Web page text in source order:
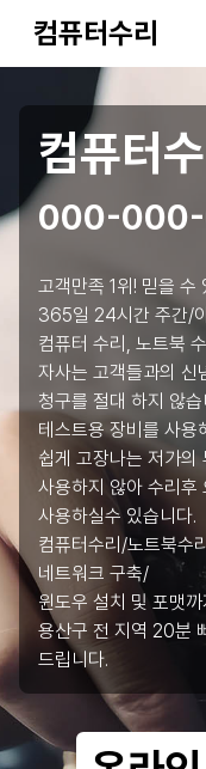
컴퓨터수리
컴퓨터수
000-
고객만족 1위! 믿을 수
365일 24시간 주간/
컴퓨터 수리, 노트북
자사는 고객들과의 신
청구를 절대 하지 않습
테스트용 장비를 사용
쉽게 고장나는 저가의
사용하지 않아 수리후
사용하실수 있습니다.
컴퓨터수리/노트북수
네트워크 구축/
윈도우 설치 및 포맷
용산구 전 지역 20분
드립니다.